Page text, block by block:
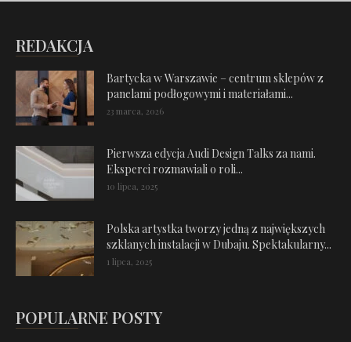
REDAKCJA
Bartycka w Warszawie – centrum sklepów z
panelami podłogowymi i materiałami...
23 marca, 2026
Pierwsza edycja Audi Design Talks za nami.
Eksperci rozmawiali o roli...
10 lipca, 2025
Polska artystka tworzy jedną z największych
szklanych instalacji w Dubaju. Spektakularny...
1 lipca, 2025
POPULARNE POSTY